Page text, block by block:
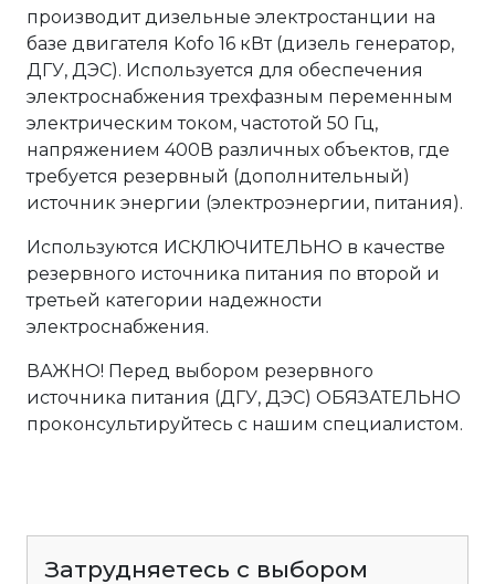
производит дизельные электростанции на
базе двигателя Kofo 16 кВт (дизель генератор,
ДГУ, ДЭС). Используется для обеспечения
электроснабжения трехфазным переменным
электрическим током, частотой 50 Гц,
напряжением 400В различных объектов, где
требуется резервный (дополнительный)
источник энергии (электроэнергии, питания).
Используются ИСКЛЮЧИТЕЛЬНО в качестве
резервного источника питания по второй и
третьей категории надежности
электроснабжения.
ВАЖНО! Перед выбором резервного
источника питания (ДГУ, ДЭС) ОБЯЗАТЕЛЬНО
проконсультируйтесь с нашим специалистом.
Затрудняетесь с выбором